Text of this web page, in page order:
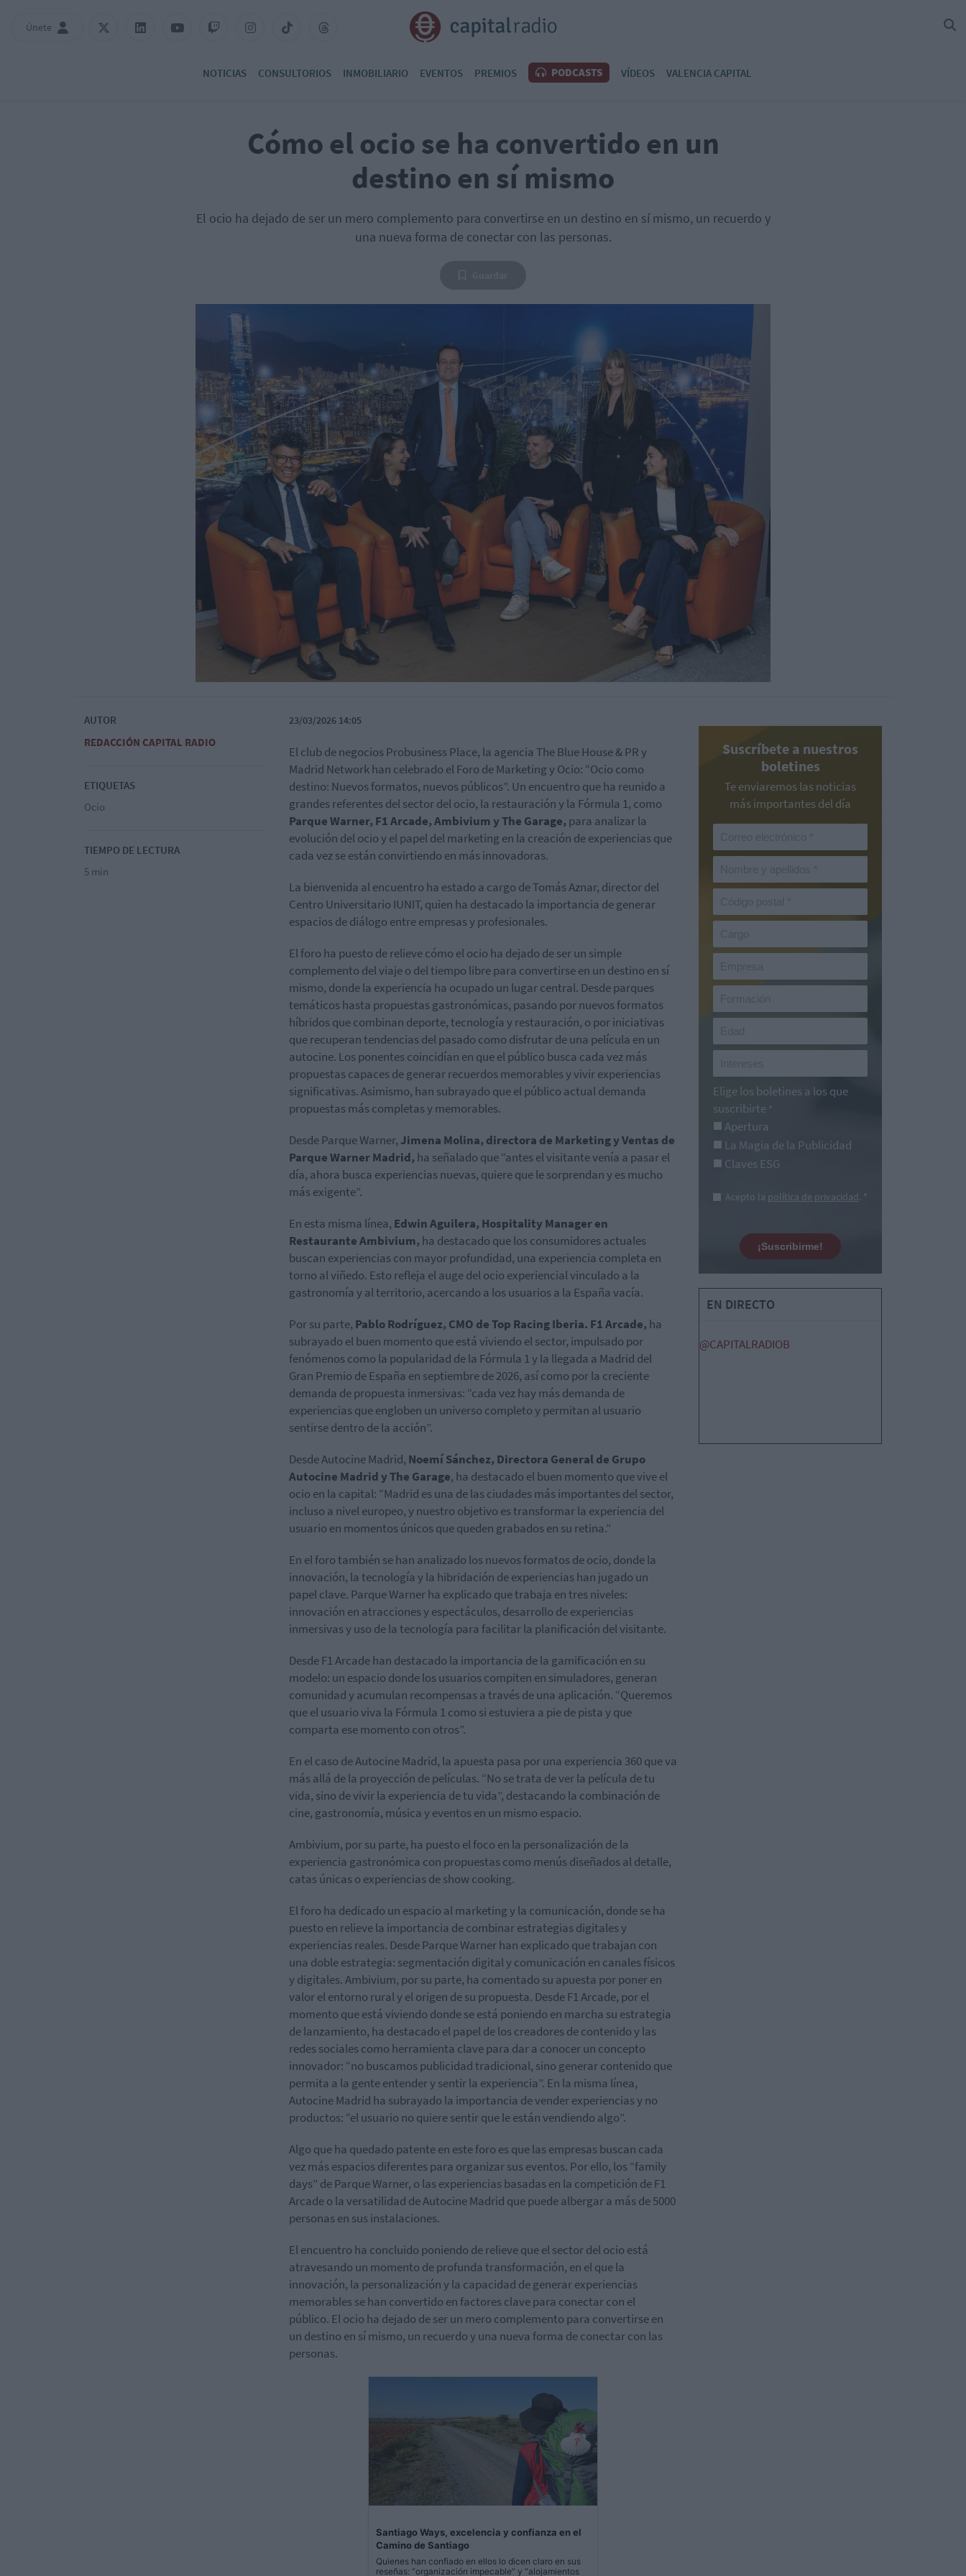
Únete
NOTICIAS CONSULTORIOS INMOBILIARIO EVENTOS PREMIOS PODCASTS VÍDEOS VALENCIA CAPITAL
Cómo el ocio se ha convertido en un
destino en sí mismo
El ocio ha dejado de ser un mero complemento para convertirse en un destino en sí mismo, un recuerdo y
una nueva forma de conectar con las personas.
AUTOR
REDACCIÓN CAPITAL RADIO
ETIQUETAS
Ocio
TIEMPO DE LECTURA
5 min
23/03/2026 14:05
El club de negocios Probusiness Place, la agencia The Blue House & PR y
Madrid Network han celebrado el Foro de Marketing y Ocio: “Ocio como
destino: Nuevos formatos, nuevos públicos”. Un encuentro que ha reunido a
grandes referentes del sector del ocio, la restauración y la Fórmula 1, como
Parque Warner, F1 Arcade, Ambivium y The Garage, para analizar la
evolución del ocio y el papel del marketing en la creación de experiencias que
cada vez se están convirtiendo en más innovadoras.
La bienvenida al encuentro ha estado a cargo de Tomás Aznar, director del
Centro Universitario IUNIT, quien ha destacado la importancia de generar
espacios de diálogo entre empresas y profesionales.
El foro ha puesto de relieve cómo el ocio ha dejado de ser un simple
complemento del viaje o del tiempo libre para convertirse en un destino en sí
mismo, donde la experiencia ha ocupado un lugar central. Desde parques
temáticos hasta propuestas gastronómicas, pasando por nuevos formatos
híbridos que combinan deporte, tecnología y restauración, o por iniciativas
que recuperan tendencias del pasado como disfrutar de una película en un
autocine. Los ponentes coincidían en que el público busca cada vez más
propuestas capaces de generar recuerdos memorables y vivir experiencias
significativas. Asimismo, han subrayado que el público actual demanda
propuestas más completas y memorables.
Desde Parque Warner, Jimena Molina, directora de Marketing y Ventas de
Parque Warner Madrid, ha señalado que “antes el visitante venía a pasar el
día, ahora busca experiencias nuevas, quiere que le sorprendan y es mucho
más exigente”.
En esta misma línea, Edwin Aguilera, Hospitality Manager en
Restaurante Ambivium, ha destacado que los consumidores actuales
buscan experiencias con mayor profundidad, una experiencia completa en
torno al viñedo. Esto refleja el auge del ocio experiencial vinculado a la
gastronomía y al territorio, acercando a los usuarios a la España vacía.
Por su parte, Pablo Rodríguez, CMO de Top Racing Iberia. F1 Arcade, ha
subrayado el buen momento que está viviendo el sector, impulsado por
fenómenos como la popularidad de la Fórmula 1 y la llegada a Madrid del
Gran Premio de España en septiembre de 2026, así como por la creciente
demanda de propuesta inmersivas: “cada vez hay más demanda de
experiencias que engloben un universo completo y permitan al usuario
sentirse dentro de la acción”.
Desde Autocine Madrid, Noemí Sánchez, Directora General de Grupo
Autocine Madrid y The Garage, ha destacado el buen momento que vive el
ocio en la capital: “Madrid es una de las ciudades más importantes del sector,
incluso a nivel europeo, y nuestro objetivo es transformar la experiencia del
usuario en momentos únicos que queden grabados en su retina.”
En el foro también se han analizado los nuevos formatos de ocio, donde la
innovación, la tecnología y la hibridación de experiencias han jugado un
papel clave. Parque Warner ha explicado que trabaja en tres niveles:
innovación en atracciones y espectáculos, desarrollo de experiencias
inmersivas y uso de la tecnología para facilitar la planificación del visitante.
Desde F1 Arcade han destacado la importancia de la gamificación en su
modelo: un espacio donde los usuarios compiten en simuladores, generan
comunidad y acumulan recompensas a través de una aplicación. “Queremos
que el usuario viva la Fórmula 1 como si estuviera a pie de pista y que
comparta ese momento con otros”.
En el caso de Autocine Madrid, la apuesta pasa por una experiencia 360 que va
más allá de la proyección de películas. “No se trata de ver la película de tu
vida, sino de vivir la experiencia de tu vida”, destacando la combinación de
cine, gastronomía, música y eventos en un mismo espacio.
Ambivium, por su parte, ha puesto el foco en la personalización de la
experiencia gastronómica con propuestas como menús diseñados al detalle,
catas únicas o experiencias de show cooking.
El foro ha dedicado un espacio al marketing y la comunicación, donde se ha
puesto en relieve la importancia de combinar estrategias digitales y
experiencias reales. Desde Parque Warner han explicado que trabajan con
una doble estrategia: segmentación digital y comunicación en canales físicos
y digitales. Ambivium, por su parte, ha comentado su apuesta por poner en
valor el entorno rural y el origen de su propuesta. Desde F1 Arcade, por el
momento que está viviendo donde se está poniendo en marcha su estrategia
de lanzamiento, ha destacado el papel de los creadores de contenido y las
redes sociales como herramienta clave para dar a conocer un concepto
innovador: “no buscamos publicidad tradicional, sino generar contenido que
permita a la gente entender y sentir la experiencia”. En la misma línea,
Autocine Madrid ha subrayado la importancia de vender experiencias y no
productos: “el usuario no quiere sentir que le están vendiendo algo”.
Algo que ha quedado patente en este foro es que las empresas buscan cada
vez más espacios diferentes para organizar sus eventos. Por ello, los “family
days” de Parque Warner, o las experiencias basadas en la competición de F1
Arcade o la versatilidad de Autocine Madrid que puede albergar a más de 5000
personas en sus instalaciones.
El encuentro ha concluido poniendo de relieve que el sector del ocio está
atravesando un momento de profunda transformación, en el que la
innovación, la personalización y la capacidad de generar experiencias
memorables se han convertido en factores clave para conectar con el
público. El ocio ha dejado de ser un mero complemento para convertirse en
un destino en sí mismo, un recuerdo y una nueva forma de conectar con las
personas.
Santiago Ways, excelencia y confianza en el
Camino de Santiago
Quienes han confiado en ellos lo dicen claro en sus
reseñas: “organización impecable” y “alojamientos
Suscríbete a nuestros
boletines
Te enviaremos las noticias
más importantes del día
Elige los boletines a los que
suscribirte *
Apertura
La Magia de la Publicidad
Claves ESG
Acepto la política de privacidad. *
¡Suscribirme!
EN DIRECTO
@CAPITALRADIOB